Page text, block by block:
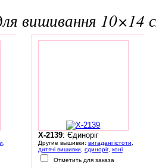
для вишивання
X-2139: Єдиноріг
Другие вышивки: вигадані істоти
дитячі вишивки
єдиноріг, коні
Отметить для заказа